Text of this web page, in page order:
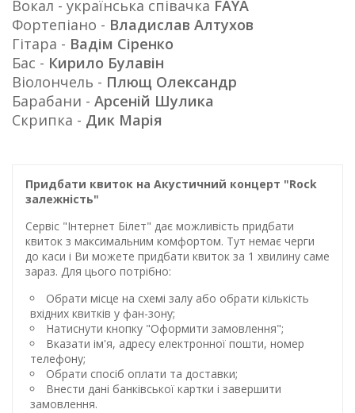
Вокал - українська співачка FAYA
Фортепіано - Владислав Алтухов
Гітара - Вадім Сіренко
Бас - Кирило Булавін
Віолончель - Плющ Олександр
Барабани - Арсеній Шулика
Скрипка - Дик Марія
Придбати квиток на Акустичний концерт "Rock
залежність"
Сервіс "Інтернет Білет" дає можливість придбати
квиток з максимальним комфортом. Тут немає черги
до каси і Ви можете придбати квиток за 1 хвилину саме
зараз. Для цього потрібно:
Обрати місце на схемі залу або обрати кількість
вхідних квитків у фан-зону;
Натиснути кнопку "Оформити замовлення";
Вказати ім'я, адресу електронної пошти, номер
телефону;
Обрати спосіб оплати та доставки;
Внести дані банківської картки і завершити
замовлення.